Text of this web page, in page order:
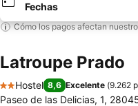
Fechas
Cómo los pagos afectan
Latroupe Prado
2 Estrellas
Hostel 8,6 Excelente (9.262
Paseo de las Delicias, 1,